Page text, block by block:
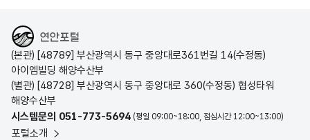
해양수산부
(본관) [48789] 부산광역시 동구 중앙대로361번길 14(수정동)
아이엠빌딩 해양수산부
(별관) [48728] 부산광역시 동구 중앙대로 360(수정동) 협성타워
해양수산부
시스템문의 051-773-5694 (평일 09:00~18:00, 점심시간 12:00~13:00)
포털소개